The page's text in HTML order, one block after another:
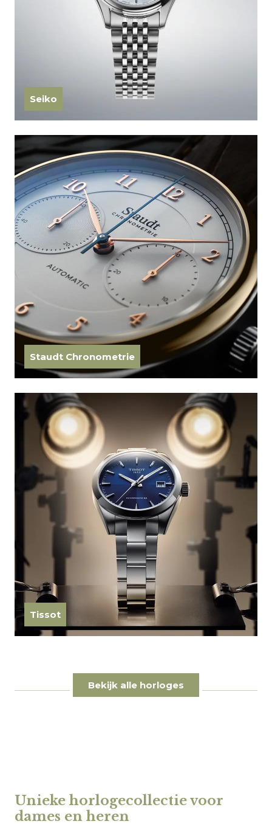
Seiko
Staudt Chronometrie
Tissot
Bekijk alle horloges
Unieke horlogecollectie voor
dames en heren